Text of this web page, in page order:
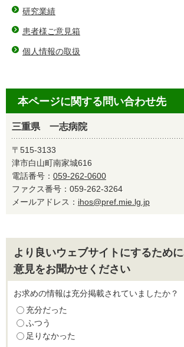
研究業績
患者様ご意見箱
個人情報の取扱
本ページに関する問い合わせ先
三重県 一志病院
〒515-3133
津市白山町南家城616
電話番号： 059-262-0600
ファクス番号：059-262-3264
メールアドレス： ihos@pref.mie.lg.jp
より良いウェブサイトにするため
意見をお聞かせください
お求めの情報は充分掲載されていましたか？
充分だった
ふつう
足りなかった